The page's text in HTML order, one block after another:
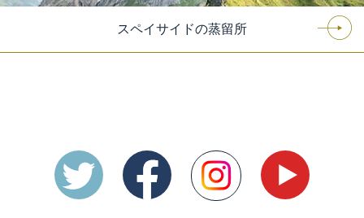
スペイサイドの蒸留所